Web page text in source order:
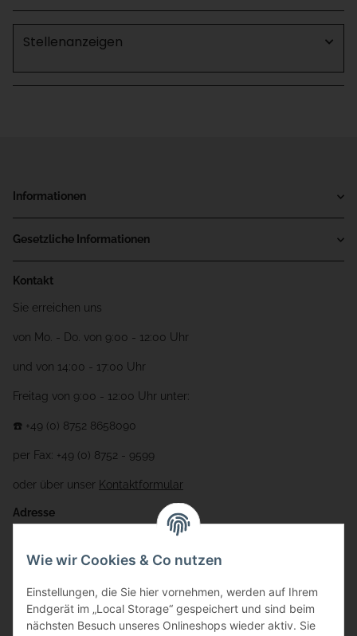
Stellenanzeigen
Informationen
Gesetzliche Informationen
Kontakt
Sie erreichen uns
von Mo. - Do. von 9:00 - 12:00 Uhr
und von 14:00 - 17:00 Uhr
Freitag von 9:00 - 12:00 Uhr unter:
☎️ +49 (0) 8752 8658090
per Fax: +49 (0) 8752 - 9599
oder über unser Kontaktformular
Adresse
Gewerbering 17
84072 Au i.d. Hallertau
info@bauer-tore.de
Wie wir Cookies & Co nutzen
Einstellungen, die Sie hier vornehmen, werden auf Ihrem
Endgerät im „Local Storage“ gespeichert und sind beim
nächsten Besuch unseres Onlineshops wieder aktiv. Sie